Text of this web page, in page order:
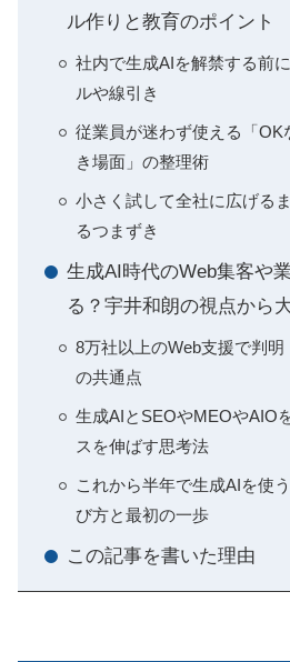
ル作りと教育のポイント
社内で生成AIを解禁する前
ルや線引き
従業員が迷わず使える「
き場面」の整理術
小さく試して全社に広げる
るつまずき
生成AI時代のWeb集客や
る？宇井和朗の視点から
8万社以上のWeb支援で判
の共通点
生成AIとSEOやMEOやAIO
スを伸ばす思考法
これから半年で生成AIを使
び方と最初の一歩
この記事を書いた理由